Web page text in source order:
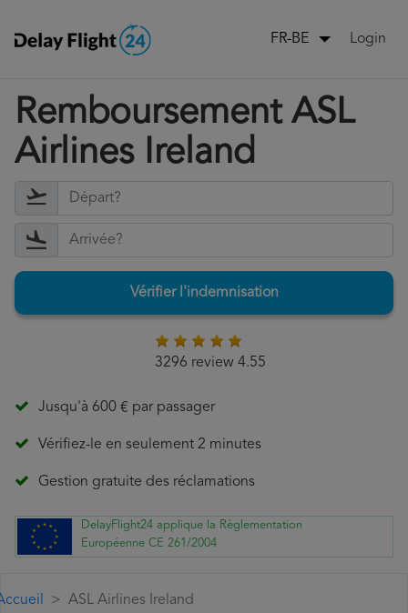
FR-BE Login
Remboursement ASL
Airlines Ireland
Vérifier l'indemnisation
3296 review 4.55
Jusqu'à 600 € par passager
Vérifiez-le en seulement 2 minutes
Gestion gratuite des réclamations
DelayFlight24 applique la Règlementation
Européenne CE 261/2004
ASL Airlines Ireland